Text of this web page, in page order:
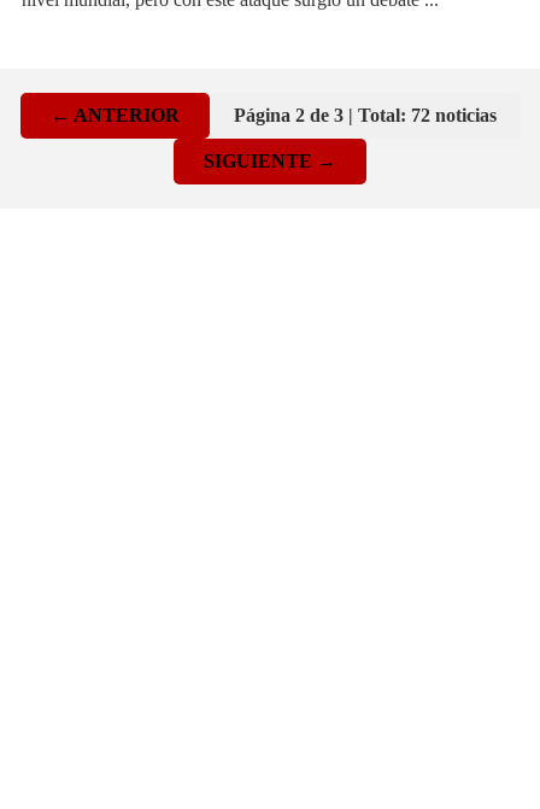
← ANTERIOR Página 2 de 3 | Total: 72 noticias
SIGUIENTE →